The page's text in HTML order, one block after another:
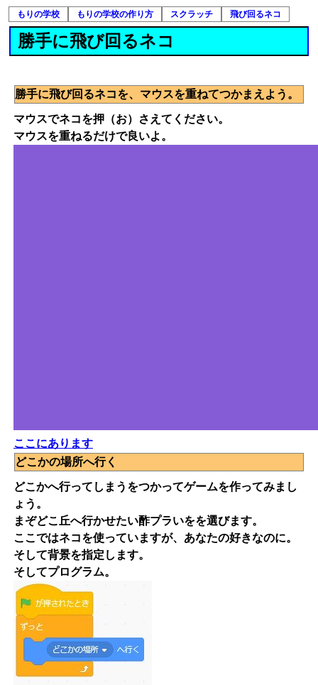
もりの学校 もりの学校の作り方 スクラッチ 飛び回るネコ
勝手に飛び回るネコ
勝手に飛び回るネコを、マウスを重ねてつかまえよう。
マウスでネコを押（お）さえてください。
マウスを重ねるだけで良いよ。
ここにあります
どこかの場所へ行く
どこかへ行ってしまうをつかってゲームを作ってみまし
ょう。
まぞどこ丘へ行かせたい酢プラいをを選びます。
ここではネコを使っていますが、あなたの好きなのに。
そして背景を指定します。
そしてプログラム。